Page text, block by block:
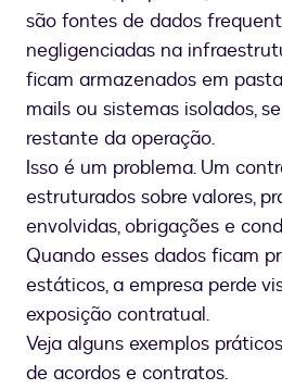
são fontes de dados
negligenciadas na
ficam armazenados em
mails ou sistemas isolados,
restante da operação.
Isso é um problema. Um
estruturados sobre valores,
envolvidas, obrigações e
Quando esses dados ficam
estáticos, a empresa perde
exposição contratual.
Veja alguns exemplos
de acordos e contratos.